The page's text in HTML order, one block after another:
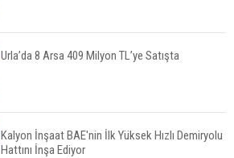
Urla’da 8 Arsa 409 Milyon TL’ye Satışta
Kalyon İnşaat BAE'nin İlk Yüksek Hızlı Demiryolu
Hattını İnşa Ediyor